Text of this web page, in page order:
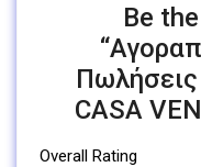
Be
Πωλήσεις
CASA
Overall Rating